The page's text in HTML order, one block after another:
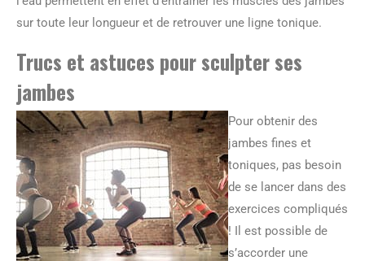
sur toute leur longueur et de retrouver une ligne tonique.
Trucs et astuces pour sculpter ses
jambes
Pour obtenir des
jambes fines et
toniques, pas besoin
de se lancer dans des
exercices compliqués
! Il est possible de
s’accorder une